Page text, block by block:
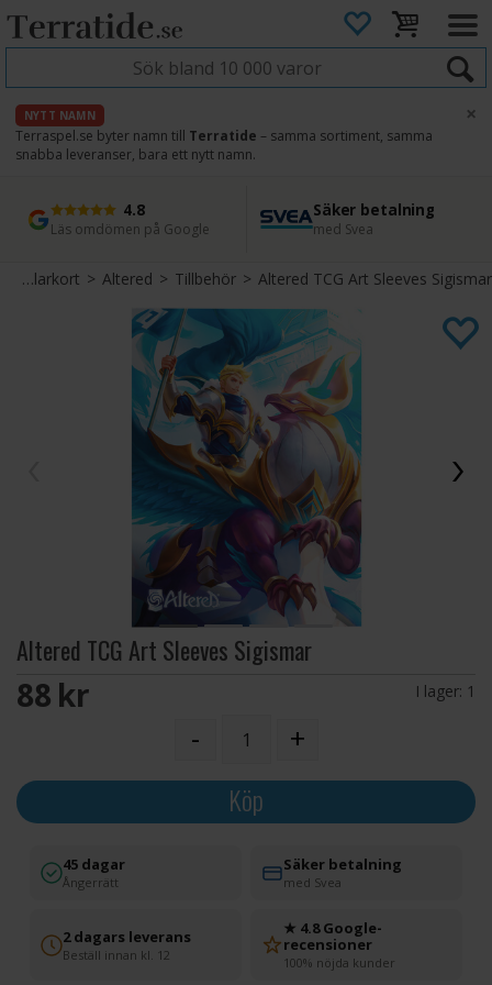
NYTT NAMN
Terraspel.se byter namn till Terratide – samma sortiment, samma
snabba leveranser, bara ett nytt namn.
×
4.8
Läs omdömen på Google
Säker betalning
med Svea
Snabb leverans
Direkt från lager
45 dagars ångerrätt
Enkel retur
Samlarkort >Altered>Tillbehör>Altered TCG Art Sleeves Sigismar
Altered TCG Art Sleeves Sigismar
88 SEK I lager: 1
- +
Köp
45 dagar
Ångerrätt
Säker betalning
med Svea
2 dagars leverans
Beställ innan kl. 12
★ 4.8 Google-
recensioner
100% nöjda kunder